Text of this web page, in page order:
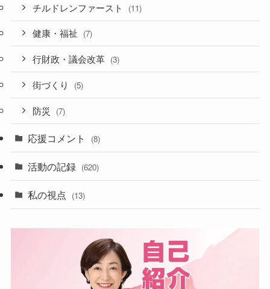
チルドレンファースト (11)
健康・福祉 (7)
行財政・議会改革 (3)
街づくり (5)
防災 (7)
応援コメント (8)
活動の記録 (620)
私の視点 (13)